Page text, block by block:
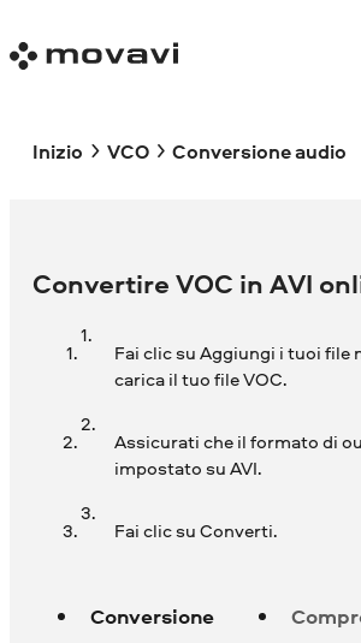
Inizio VCO Conversione audio
Convertire VOC in AVI
Fai clic su Aggiungi i tuoi file
carica il tuo file VOC.
Assicurati che il formato di
impostato su AVI.
Fai clic su Converti.
Conversione